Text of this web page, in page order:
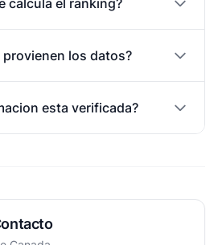
calcula el ranking?
provienen los datos?
esta verificada?